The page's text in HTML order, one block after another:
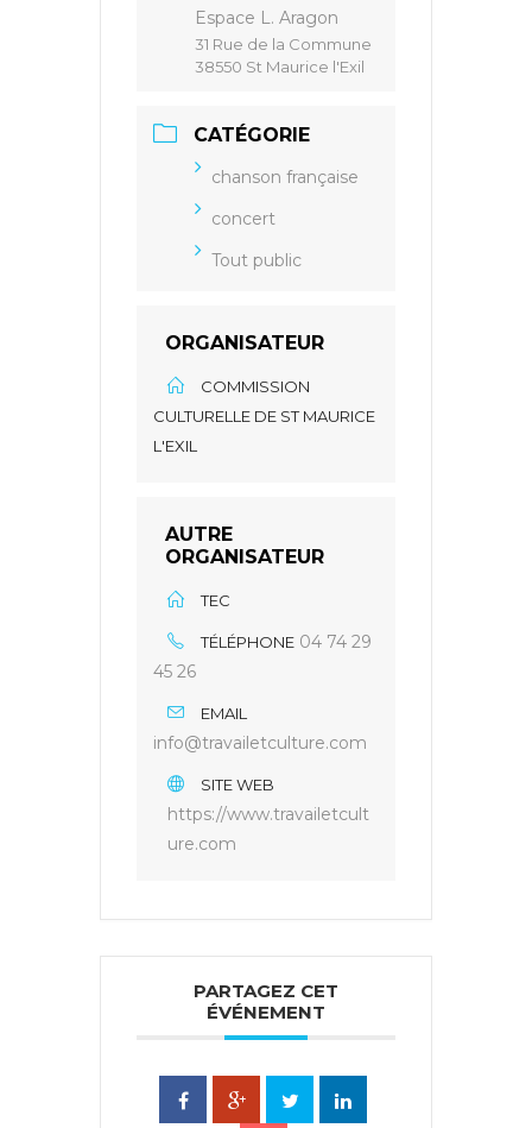
Espace L. Aragon
31 Rue de la Commune
38550 St Maurice l'Exil
CATÉGORIE
chanson française
concert
Tout public
ORGANISATEUR
COMMISSION
CULTURELLE DE ST MAURICE
L'EXIL
AUTRE
ORGANISATEUR
TEC
TÉLÉPHONE 04 74 29
45 26
EMAIL
info@travailetculture.com
SITE WEB
https://www.travailetcult
ure.com
PARTAGEZ CET
ÉVÉNEMENT